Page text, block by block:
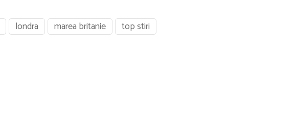
londra marea britanie top stiri